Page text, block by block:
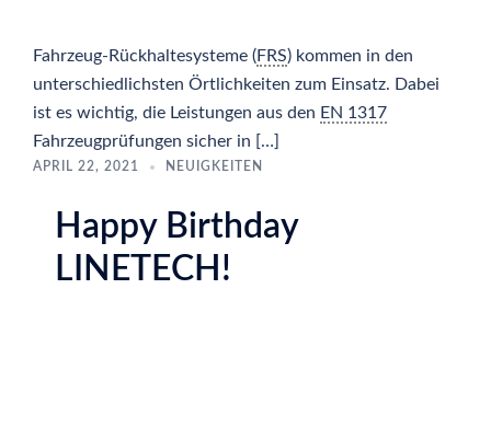
Fahrzeug-Rückhaltesysteme (FRS) kommen in den
unterschiedlichsten Örtlichkeiten zum Einsatz. Dabei
ist es wichtig, die Leistungen aus den EN 1317
Fahrzeugprüfungen sicher in […]
APRIL 22, 2021 NEUIGKEITEN
Happy Birthday
LINETECH!